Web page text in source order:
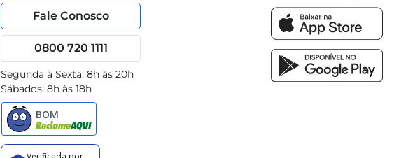
Fale Conosco
0800 720 1111
Segunda à Sexta: 8h às 20h
Sábados: 8h às 18h